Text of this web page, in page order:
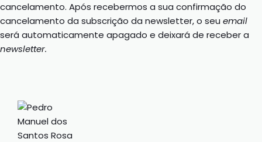
cancelamento. Após recebermos a sua confirmação do
cancelamento da subscrição da newsletter, o seu email
será automaticamente apagado e deixará de receber a
newsletter.